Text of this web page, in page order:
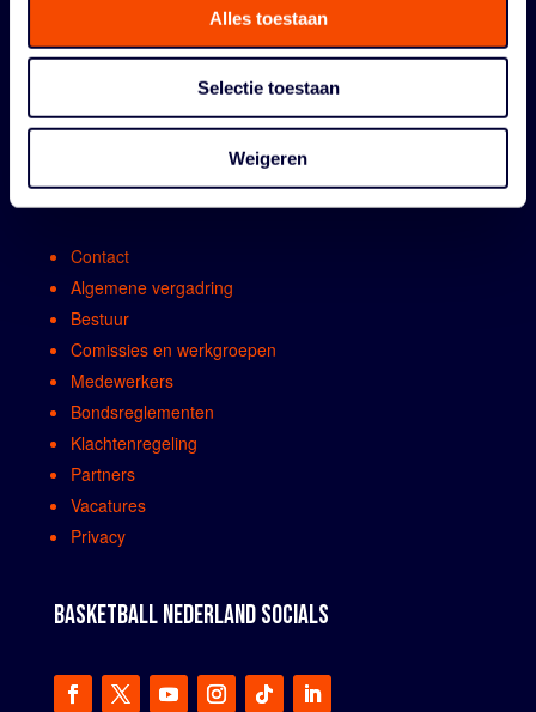
Alles toestaan
Selectie toestaan
Weigeren
ORGANISATIE
Contact
Algemene vergadring
Bestuur
Comissies en werkgroepen
Medewerkers
Bondsreglementen
Klachtenregeling
Partners
Vacatures
Privacy
BASKETBALL NEDERLAND SOCIALS